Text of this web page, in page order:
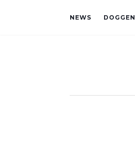
NEWS DOGGEN